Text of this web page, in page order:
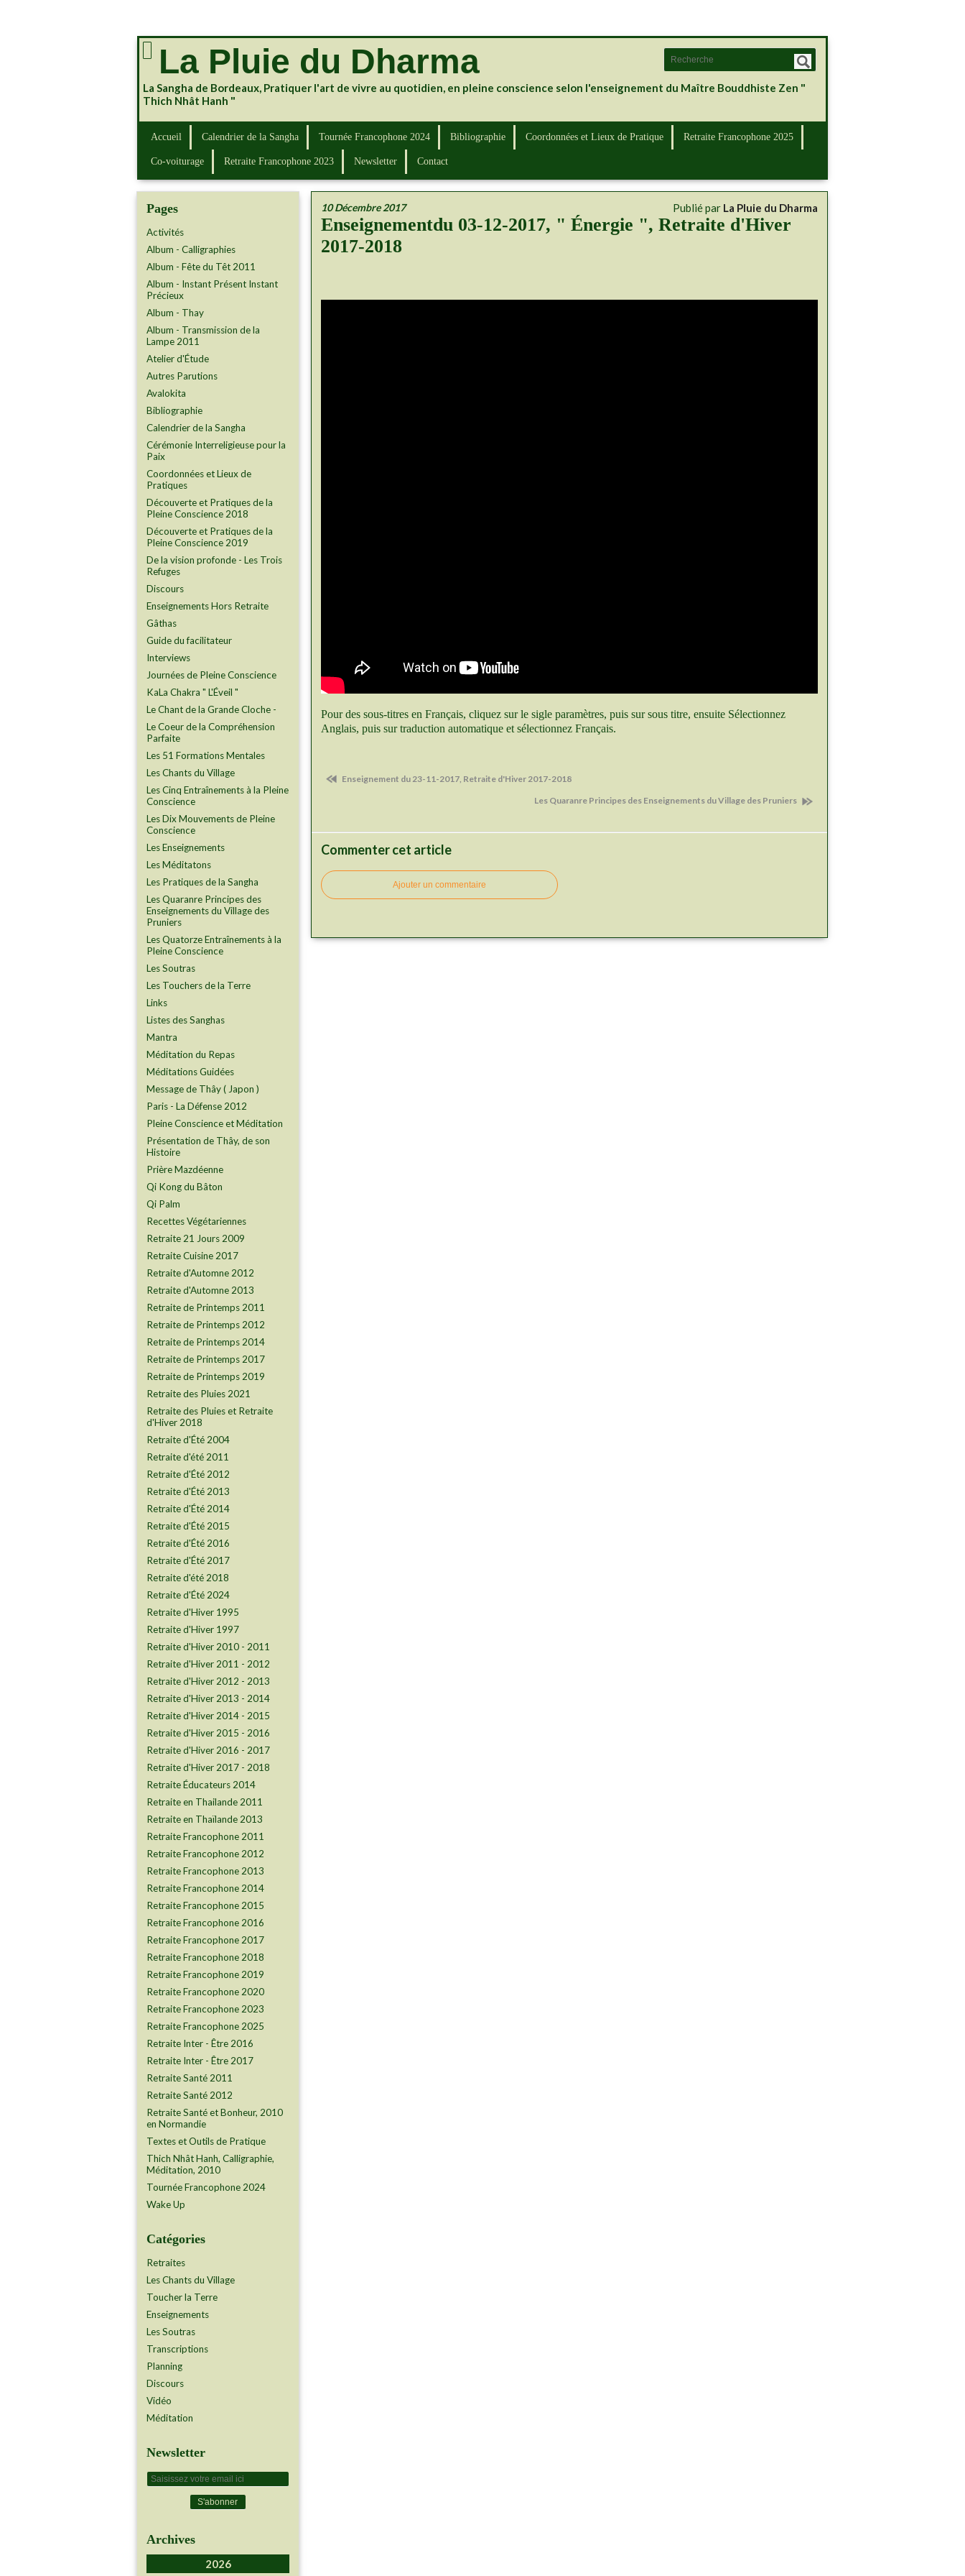
La Pluie du Dharma
La Sangha de Bordeaux, Pratiquer l'art de vivre au quotidien, en pleine conscience selon l'enseignement du Maître Bouddhiste Zen "
Thich Nhât Hanh "
Accueil Calendrier de la Sangha Tournée Francophone 2024 Bibliographie Coordonnées et Lieux de Pratique Retraite Francophone 2025
Co-voiturage Retraite Francophone 2023 Newsletter Contact
Pages
Activités
Album - Calligraphies
Album - Fête du Têt 2011
Album - Instant Présent Instant
Précieux
Album - Thay
Album - Transmission de la
Lampe 2011
Atelier d'Étude
Autres Parutions
Avalokita
Bibliographie
Calendrier de la Sangha
Cérémonie Interreligieuse pour la
Paix
Coordonnées et Lieux de
Pratiques
Découverte et Pratiques de la
Pleine Conscience 2018
Découverte et Pratiques de la
Pleine Conscience 2019
De la vision profonde - Les Trois
Refuges
Discours
Enseignements Hors Retraite
Gâthas
Guide du facilitateur
Interviews
Journées de Pleine Conscience
KaLa Chakra " L'Éveil "
Le Chant de la Grande Cloche -
Le Coeur de la Compréhension
Parfaite
Les 51 Formations Mentales
Les Chants du Village
Les Cinq Entraînements à la Pleine
Conscience
Les Dix Mouvements de Pleine
Conscience
Les Enseignements
Les Méditatons
Les Pratiques de la Sangha
Les Quaranre Principes des
Enseignements du Village des
Pruniers
Les Quatorze Entraînements à la
Pleine Conscience
Les Soutras
Les Touchers de la Terre
Links
Listes des Sanghas
Mantra
Méditation du Repas
Méditations Guidées
Message de Thây ( Japon )
Paris - La Défense 2012
Pleine Conscience et Méditation
Présentation de Thây, de son
Histoire
Prière Mazdéenne
Qi Kong du Bâton
Qi Palm
Recettes Végétariennes
Retraite 21 Jours 2009
Retraite Cuisine 2017
Retraite d'Automne 2012
Retraite d'Automne 2013
Retraite de Printemps 2011
Retraite de Printemps 2012
Retraite de Printemps 2014
Retraite de Printemps 2017
Retraite de Printemps 2019
Retraite des Pluies 2021
Retraite des Pluies et Retraite
d'Hiver 2018
Retraite d'Été 2004
Retraite d'été 2011
Retraite d'Été 2012
Retraite d'Été 2013
Retraite d'Été 2014
Retraite d'Été 2015
Retraite d'Été 2016
Retraite d'Été 2017
Retraite d'été 2018
Retraite d'Été 2024
Retraite d'Hiver 1995
​​​​​​​Retraite d'Hiver 1997
Retraite d'Hiver 2010 - 2011
Retraite d'Hiver 2011 - 2012
Retraite d'Hiver 2012 - 2013
Retraite d'Hiver 2013 - 2014
Retraite d'Hiver 2014 - 2015
Retraite d'Hiver 2015 - 2016
Retraite d'Hiver 2016 - 2017
Retraite d'Hiver 2017 - 2018
Retraite Éducateurs 2014
Retraite en Thailande 2011
Retraite en Thaïlande 2013
Retraite Francophone 2011
Retraite Francophone 2012
Retraite Francophone 2013
Retraite Francophone 2014
Retraite Francophone 2015
Retraite Francophone 2016
Retraite Francophone 2017
Retraite Francophone 2018
Retraite Francophone 2019
Retraite Francophone 2020
Retraite Francophone 2023
Retraite Francophone 2025
Retraite Inter - Être 2016
Retraite Inter - Être 2017
Retraite Santé 2011
Retraite Santé 2012
Retraite Santé et Bonheur, 2010
en Normandie
Textes et Outils de Pratique
Thich Nhât Hanh, Calligraphie,
Méditation, 2010
Tournée Francophone 2024
Wake Up
Catégories
Retraites
Les Chants du Village
Toucher la Terre
Enseignements
Les Soutras
Transcriptions
Planning
Discours
Vidéo
Méditation
Newsletter
Archives
2026
10 Décembre 2017 Publié par La Pluie du Dharma
Enseignementdu 03-12-2017, " Énergie ", Retraite d'Hiver
2017-2018
Pour des sous-titres en Français, cliquez sur le sigle paramètres, puis sur sous titre, ensuite Sélectionnez
Anglais, puis sur traduction automatique et sélectionnez Français.
Enseignement du 23-11-2017, Retraite d'Hiver 2017-2018
Les Quaranre Principes des Enseignements du Village des Pruniers
Commenter cet article
Ajouter un commentaire